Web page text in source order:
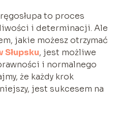
to proces
i determinacji. Ale
jakie możesz otrzymać
, jest możliwe
i normalnego
że każdy krok
jest sukcesem na